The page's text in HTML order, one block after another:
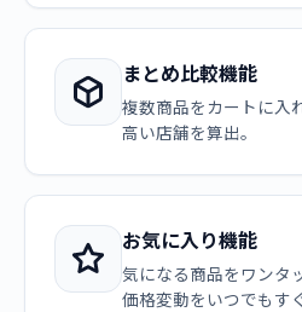
まとめ比較機能
複数商品をカートに入
高い店舗を算出。
お気に入り機能
気になる商品をワンタ
価格変動をいつでもす